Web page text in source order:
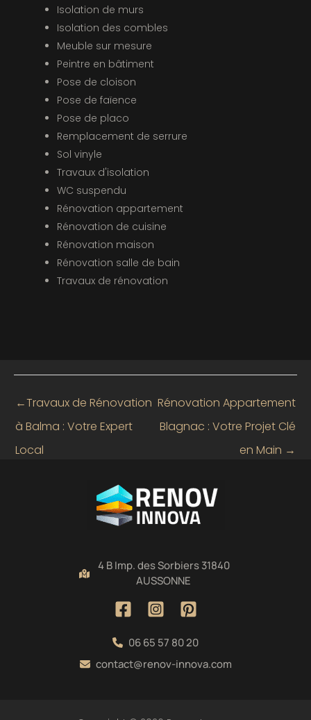
Isolation de murs
Isolation des combles
Meuble sur mesure
Peintre en bâtiment
Pose de cloison
Pose de faïence
Pose de placo
Remplacement de serrure
Sol vinyle
Travaux d'isolation
WC suspendu
Rénovation appartement
Rénovation de cuisine
Rénovation maison
Rénovation salle de bain
Travaux de rénovation
←Travaux de Rénovation
à Balma : Votre Expert
Local
Rénovation Appartement
Blagnac : Votre Projet Clé
en Main →
4 B Imp. des Sorbiers 31840
AUSSONNE
06 65 57 80 20
contact@renov-innova.com